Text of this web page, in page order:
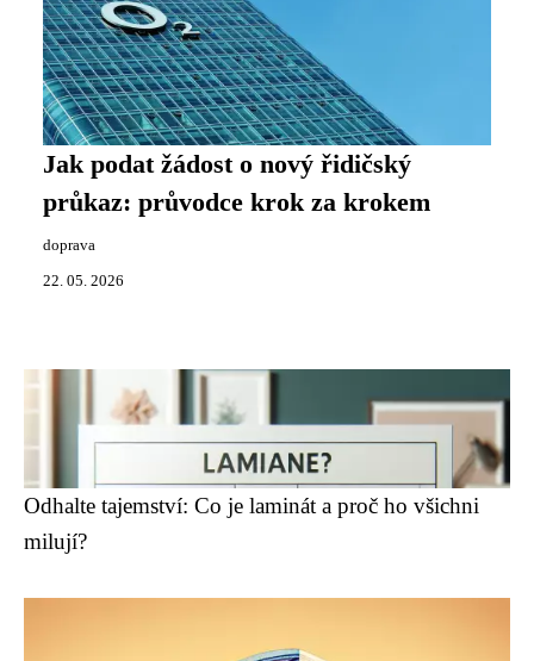
Jak podat žádost o nový řidičský
průkaz: průvodce krok za krokem
doprava
22. 05. 2026
Odhalte tajemství: Co je laminát a proč ho všichni
milují?